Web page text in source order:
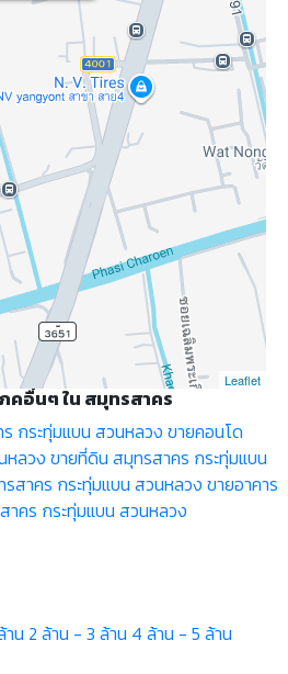
Leaflet
คอื่นๆ ใน สมุทรสาคร
กระทุ่มแบน สวนหลวง ขายคอนโด
หลวง ขายที่ดิน สมุทรสาคร กระทุ่มแบน
สาคร กระทุ่มแบน สวนหลวง ขายอาคาร
คร กระทุ่มแบน สวนหลวง
าน 2 ล้าน - 3 ล้าน 4 ล้าน - 5 ล้าน